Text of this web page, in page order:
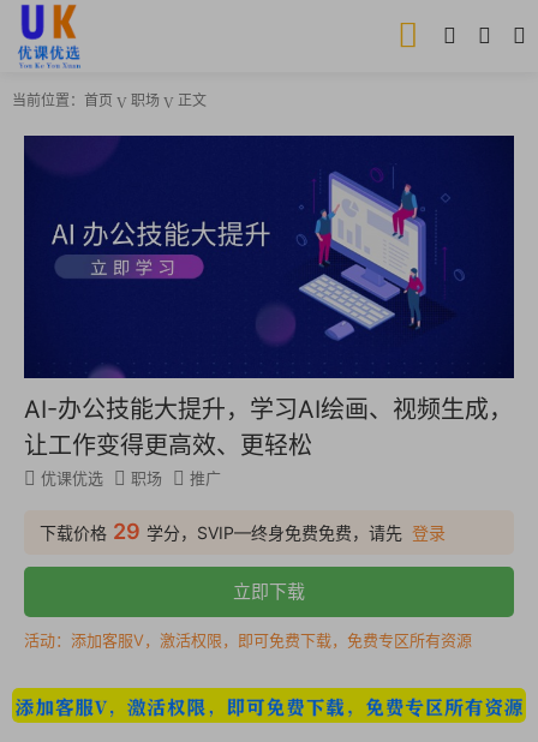
当前位置： 首页 职场 正文
AI-办公技能大提升，学习AI绘画、视频生成，
让工作变得更高效、更轻松
优课优选 职场 推广
下载价格 29 学分，SVIP—终身免费免费，请先 登录
立即下载
活动：添加客服V，激活权限，即可免费下载，免费专区所有资源